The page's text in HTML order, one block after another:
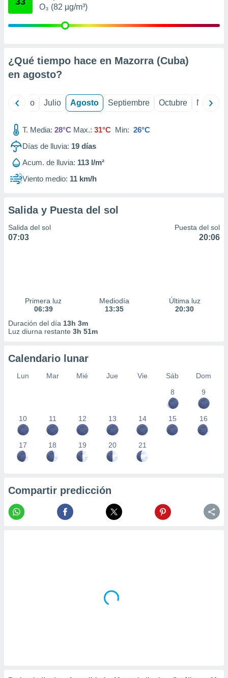
publicidad
1199
O₃ (82 µg/m³)
¿Qué tiempo hace en Mazorra (Cuba)
en agosto?
Junio Julio Agosto Septiembre Octubre
T. Media: 28°C Max.: 31°C Min: 26°C
Días de lluvia: 19 días
Acum. de lluvia: 113 l/m²
Viento medio: 11 km/h
Salida y Puesta del sol
Salida del sol
07:03
Puesta del sol
20:06
Primera luz
06:39
Mediodía
13:35
Última luz
20:30
Duración del día 13h 3m
Luz diurna restante 3h 51m
Calendario lunar
Lun Mar Mié Jue Vie Sáb
Dom
8
9
10 11 12 13 14 15 16
17 18 19 20 21
Compartir predicción